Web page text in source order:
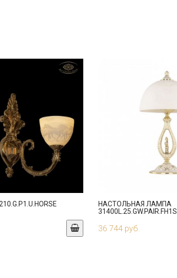
НАСТОЛЬНАЯ ЛАМПА
31400L.25.GW.PAIR.FH1S
36 744 руб.